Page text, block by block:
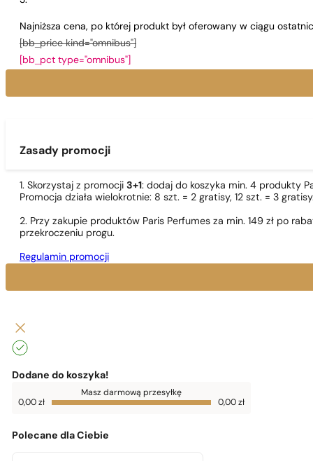
Najniższa cena, po której produkt był oferowany w ciągu
[bb_price kind="omnibus"]
[bb_pct type="omnibus"]
Zasady promocji
1. Skorzystaj z promocji 3+1: dodaj do koszyka min. 4 produkty
Promocja działa wielokrotnie: 8 szt. = 2 gratisy, 12 szt. = 3
2. Przy zakupie produktów Paris Perfumes za min. 149 zł po
przekroczeniu progu.
Regulamin promocji
Dodane do koszyka!
Do
darmowej
0,00 zł
Masz darmową przesyłkę
0,00zł 0,00 zł
Polecane dla Ciebie